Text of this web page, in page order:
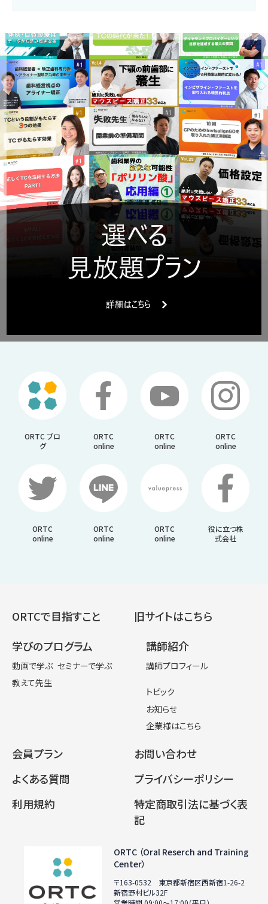
ORTC ブロ
グ
ORTC
online
ORTC
online
ORTC
online
ORTC
online
ORTC
online
ORTC
online
役に立つ株
式会社
ORTC （Oral Reserch and Training
Center）
〒163-0532 東京都新宿区西新宿1-26-2
新宿野村ビル32F
ORTCで目指すこと
旧サイトはこちら
学びのプログラム
動画で学ぶ セミナーで学ぶ
教えて先生
講師紹介
講師プロフィール
トピック
お知らせ
企業様はこちら
会員プラン
お問い合わせ
よくある質問
プライバシーポリシー
利用規約
特定商取引法に基づく表
記